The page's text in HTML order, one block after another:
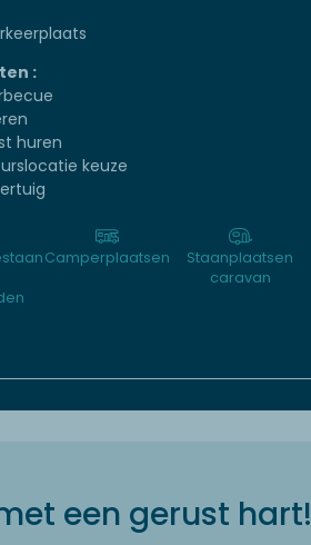
:
huren
keuze
Camperplaatsen
Staanplaatsen
caravan
een gerust hart!